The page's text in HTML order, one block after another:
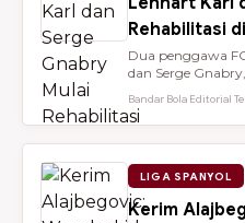
Rehabilitasi
Dua penggawa
dan Serge
Bandar Bola Editorial
LIGA SPANYOL
Kerim